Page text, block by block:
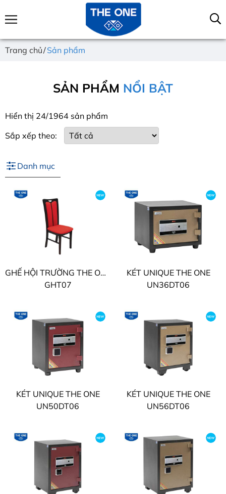
Trang chủ Sản phẩm
SẢN PHẨM NỔI BẬT
Hiển thị 24/1964 sản phẩm
Sắp xếp theo:
Danh mục
GHẾ HỘI TRƯỜNG THE ONE
GHT07
KÉT UNIQUE THE ONE
UN36DT06
KÉT UNIQUE THE ONE
UN50DT06
KÉT UNIQUE THE ONE
UN56DT06